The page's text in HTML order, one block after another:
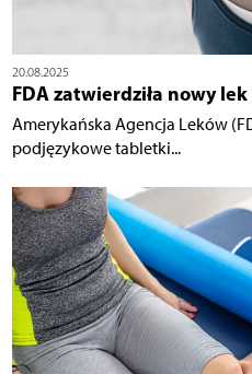
20.08.2025
FDA zatwierdziła nowy
Amerykańska Agencja Leków
podjęzykowe tabletki...